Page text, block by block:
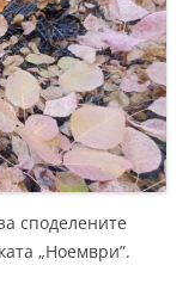
споделените
„Ноември”.